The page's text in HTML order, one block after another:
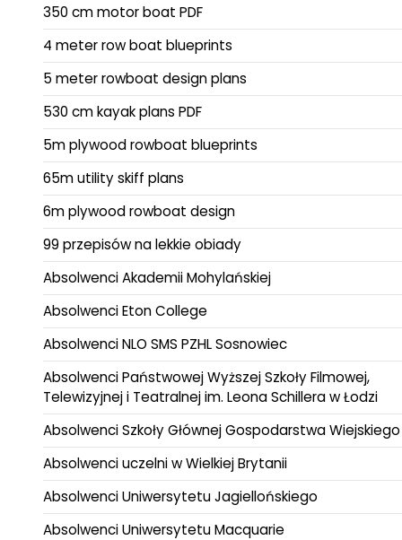
350 cm motor boat PDF
4 meter row boat blueprints
5 meter rowboat design plans
530 cm kayak plans PDF
5m plywood rowboat blueprints
65m utility skiff plans
6m plywood rowboat design
99 przepisów na lekkie obiady
Absolwenci Akademii Mohylańskiej
Absolwenci Eton College
Absolwenci NLO SMS PZHL Sosnowiec
Absolwenci Państwowej Wyższej Szkoły Filmowej,
Telewizyjnej i Teatralnej im. Leona Schillera w Łodzi
Absolwenci Szkoły Głównej Gospodarstwa Wiejskiego
Absolwenci uczelni w Wielkiej Brytanii
Absolwenci Uniwersytetu Jagiellońskiego
Absolwenci Uniwersytetu Macquarie